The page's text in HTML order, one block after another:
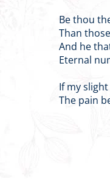
Be thou
Than
And he
Eternal
If my
The pain